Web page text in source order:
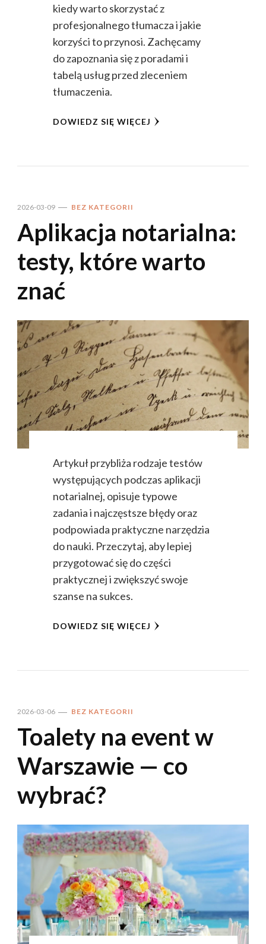
kiedy warto skorzystać z
profesjonalnego tłumacza i jakie
korzyści to przynosi. Zachęcamy
do zapoznania się z poradami i
tabelą usług przed zleceniem
tłumaczenia.
DOWIEDZ SIĘ WIĘCEJ
2026-03-09 BEZ KATEGORII
Aplikacja notarialna:
testy, które warto
znać
Artykuł przybliża rodzaje testów
występujących podczas aplikacji
notarialnej, opisuje typowe
zadania i najczęstsze błędy oraz
podpowiada praktyczne narzędzia
do nauki. Przeczytaj, aby lepiej
przygotować się do części
praktycznej i zwiększyć swoje
szanse na sukces.
DOWIEDZ SIĘ WIĘCEJ
2026-03-06 BEZ KATEGORII
Toalety na event w
Warszawie — co
wybrać?